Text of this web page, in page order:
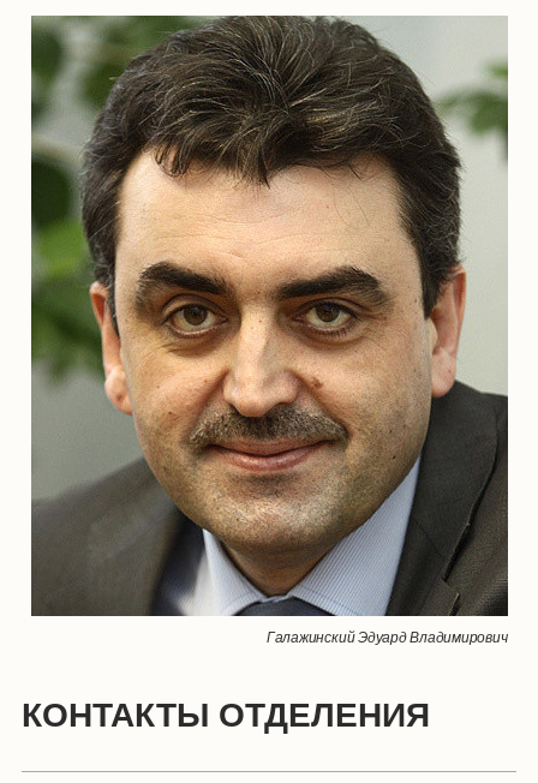
Галажинский Эдуард Владимирович
КОНТАКТЫ ОТДЕЛЕНИЯ